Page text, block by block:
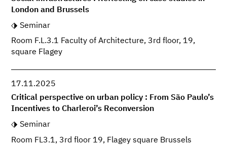
London and Brussels
Seminar
Room F.L.3.1 Faculty of Architecture, 3rd floor, 19,
square Flagey
17.11.2025
Critical perspective on urban policy : From São Paulo’s
Incentives to Charleroi’s Reconversion
Seminar
Room FL3.1, 3rd floor 19, Flagey square Brussels